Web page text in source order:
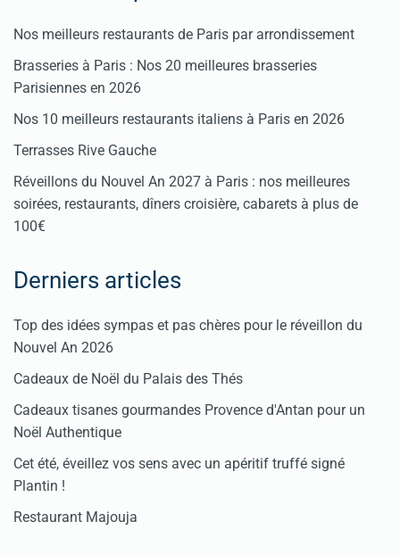
Nos meilleurs restaurants de Paris par arrondissement
Brasseries à Paris : Nos 20 meilleures brasseries
Parisiennes en 2026
Nos 10 meilleurs restaurants italiens à Paris en 2026
Terrasses Rive Gauche
Réveillons du Nouvel An 2027 à Paris : nos meilleures
soirées, restaurants, dîners croisière, cabarets à plus de
100€
Derniers articles
Top des idées sympas et pas chères pour le réveillon du
Nouvel An 2026
Cadeaux de Noël du Palais des Thés
Cadeaux tisanes gourmandes Provence d'Antan pour un
Noël Authentique
Cet été, éveillez vos sens avec un apéritif truffé signé
Plantin !
Restaurant Majouja